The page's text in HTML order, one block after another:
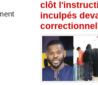
clôt
inculpés
correctionnel